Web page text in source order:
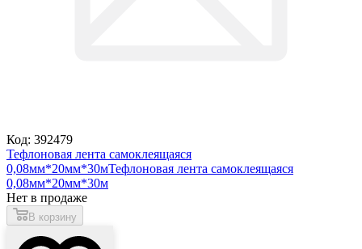
Код: 392479
Тефлоновая лента самоклеящаяся
0,08мм*20мм*30мТефлоновая лента самоклеящаяся
0,08мм*20мм*30м
Нет в продаже
В корзину